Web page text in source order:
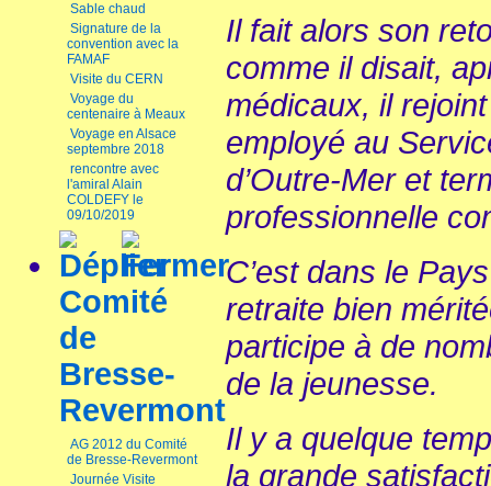
Sable chaud
Signature de la
convention avec la
FAMAF
Visite du CERN
Voyage du
centenaire à Meaux
Voyage en Alsace
septembre 2018
rencontre avec
l'amiral Alain
COLDEFY le
09/10/2019
Comité
de
Bresse-
Revermont
AG 2012 du Comité
de Bresse-Revermont
Journée Visite
Il fait alors son
comme il disait,
médicaux, il rejoint
employé au
d’Outre-Mer et
professionnelle
C’est dans le
retraite bien
participe à de
de la jeunesse.
Il y a quelque
la grande